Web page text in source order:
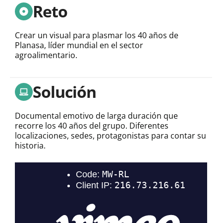
Reto
Crear un visual para plasmar los 40 años de
Planasa, líder mundial en el sector
agroalimentario.
Solución
Documental emotivo de larga duración que
recorre los 40 años del grupo. Diferentes
localizaciones, sedes, protagonistas para contar su
historia.